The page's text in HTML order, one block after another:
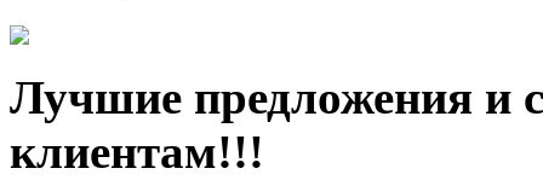
Лучшие предложения и
клиентам!!!